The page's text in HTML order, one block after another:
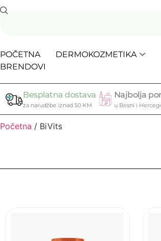
POČETNA DERMOKOZMETIKA
BRENDOVI
Besplatna dostava
za narudžbe iznad 50 KM
Najbolja
u Bosni i
Početna / BiVits